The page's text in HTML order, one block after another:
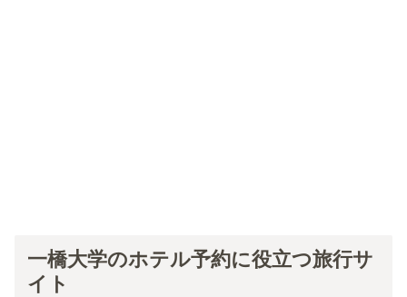
一橋大学のホテル予約に役立つ旅行サ
イト